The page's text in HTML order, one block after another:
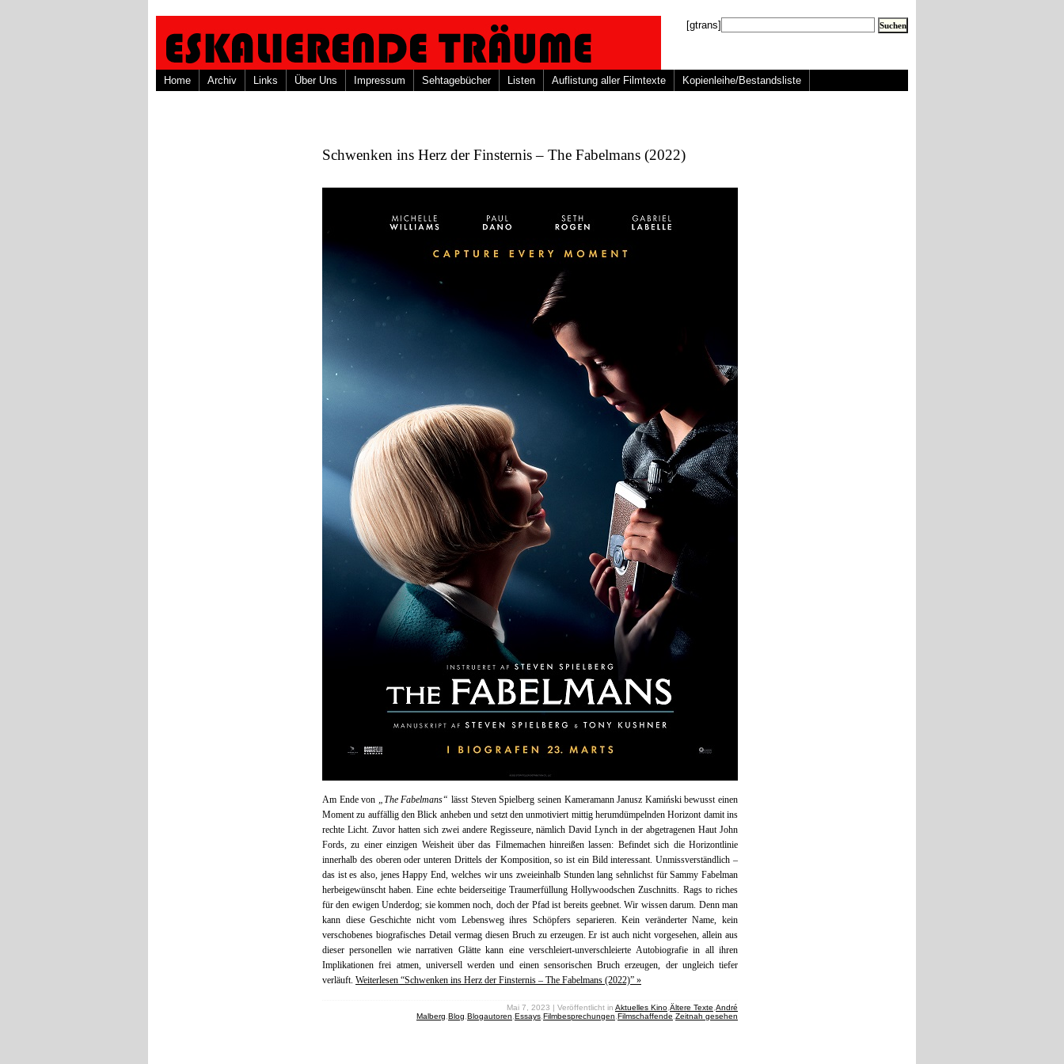
[gtrans]
Home Archiv Links Über Uns Impressum Sehtagebücher Listen Auflistung aller Filmtexte Kopienleihe/Bestandsliste
Schwenken ins Herz der Finsternis – The Fabelmans (2022)
Am Ende von „The Fabelmans“ lässt Steven Spielberg seinen Kameramann Janusz Kamiński bewusst einen
Moment zu auffällig den Blick anheben und setzt den unmotiviert mittig herumdümpelnden Horizont damit ins
rechte Licht. Zuvor hatten sich zwei andere Regisseure, nämlich David Lynch in der abgetragenen Haut John
Fords, zu einer einzigen Weisheit über das Filmemachen hinreißen lassen: Befindet sich die Horizontlinie
innerhalb des oberen oder unteren Drittels der Komposition, so ist ein Bild interessant. Unmissverständlich –
das ist es also, jenes Happy End, welches wir uns zweieinhalb Stunden lang sehnlichst für Sammy Fabelman
herbeigewünscht haben. Eine echte beiderseitige Traumerfüllung Hollywoodschen Zuschnitts. Rags to riches
für den ewigen Underdog; sie kommen noch, doch der Pfad ist bereits geebnet. Wir wissen darum. Denn man
kann diese Geschichte nicht vom Lebensweg ihres Schöpfers separieren. Kein veränderter Name, kein
verschobenes biografisches Detail vermag diesen Bruch zu erzeugen. Er ist auch nicht vorgesehen, allein aus
dieser personellen wie narrativen Glätte kann eine verschleiert-unverschleierte Autobiografie in all ihren
Implikationen frei atmen, universell werden und einen sensorischen Bruch erzeugen, der ungleich tiefer
verläuft. Weiterlesen “Schwenken ins Herz der Finsternis – The Fabelmans (2022)” »
Mai 7, 2023 | Veröffentlicht in Aktuelles Kino Ältere Texte André
Malberg Blog Blogautoren Essays Filmbesprechungen Filmschaffende Zeitnah gesehen